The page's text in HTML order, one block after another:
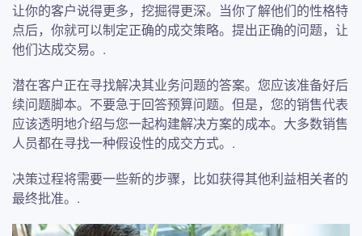
让你的客户说得更多，挖掘得更深。当你了解他们的性格特
点后，你就可以制定正确的成交策略。提出正确的问题，让
他们达成交易。.
潜在客户正在寻找解决其业务问题的答案。您应该准备好后
续问题脚本。不要急于回答预算问题。但是，您的销售代表
应该透明地介绍与您一起构建解决方案的成本。大多数销售
人员都在寻找一种假设性的成交方式。.
决策过程将需要一些新的步骤，比如获得其他利益相关者的
最终批准。.